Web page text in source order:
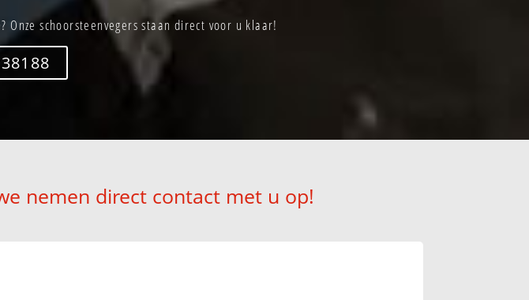
Onze schoorsteenvegers staan direct voor u klaar!
nemen direct contact met u op!